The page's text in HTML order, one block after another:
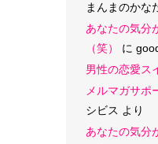
まんまのかな
あなたの気分
（笑）
に
男性の恋愛ス
メルマガサポ
シビス より
あなたの気分